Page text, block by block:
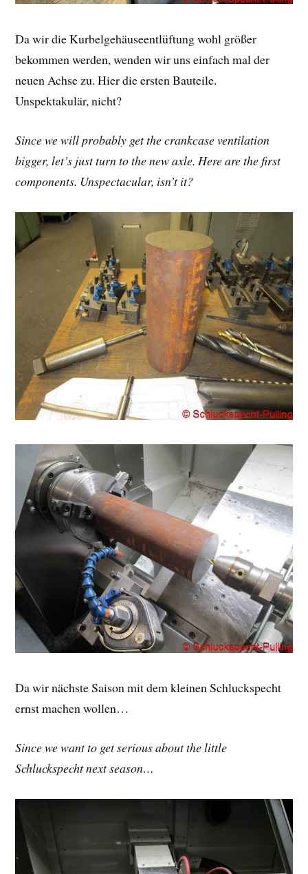
Da wir die Kurbelgehäuseentlüftung wohl größer
bekommen werden, wenden wir uns einfach mal der
neuen Achse zu. Hier die ersten Bauteile.
Unspektakulär, nicht?
Since we will probably get the crankcase ventilation
bigger, let’s just turn to the new axle. Here are the first
components. Unspectacular, isn’t it?
Da wir nächste Saison mit dem kleinen Schluckspecht
ernst machen wollen…
Since we want to get serious about the little
Schluckspecht next season…